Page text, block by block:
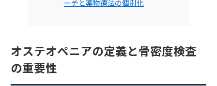
ーチと薬物療法の個別化
オステオペニアの定義と骨密度検査
の重要性